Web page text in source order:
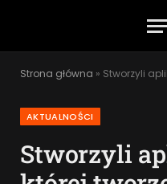
Strona główna » Stworzyli aplikację, dzięki
AKTUALNOŚCI
Stworzyli